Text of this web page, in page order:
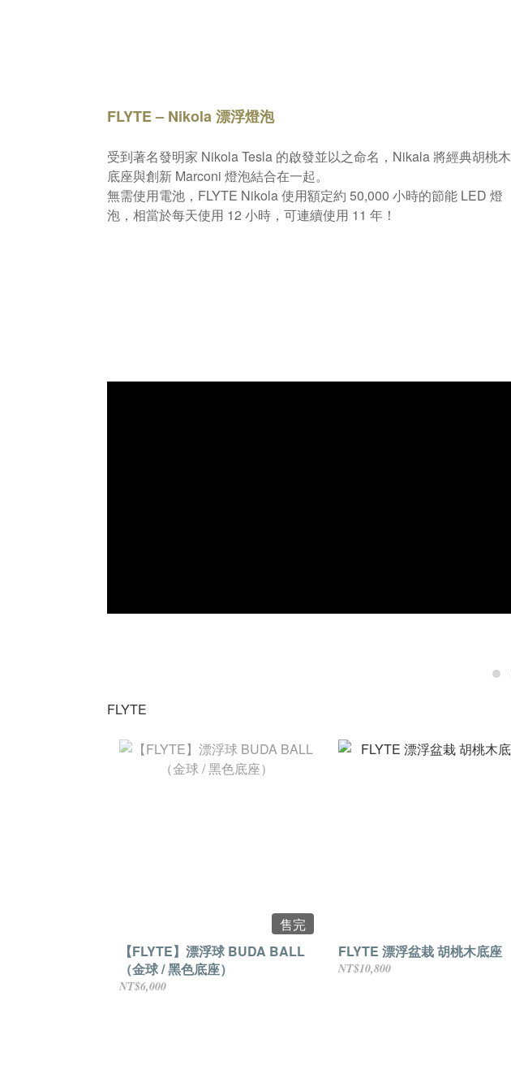
FLYTE – Nikola 漂浮燈泡
受到著名發明家 Nikola Tesla 的啟發並以之命名，Nikala 將經典胡桃木
底座與創新 Marconi 燈泡結合在一起。
無需使用電池，FLYTE Nikola 使用額定約 50,000 小時的節能 LED 燈
泡，相當於每天使用 12 小時，可連續使用 11 年！
FLYTE
售完
【FLYTE】漂浮球 BUDA BALL
（金球 / 黑色底座）
NT$6,000
FLYTE 漂浮盆栽 胡桃木底座
NT$10,800